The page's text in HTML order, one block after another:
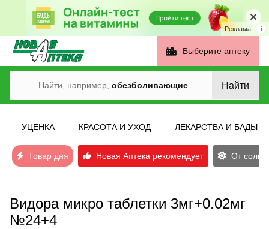
Реклама i
Выберите аптеку
Найти, например, обезболивающие Найти
УЦЕНКА КРАСОТА И УХОД ЛЕКАРСТВА И БАДЫ
Товар дня Новая Аптека рекомендует От
Видора микро таблетки 3мг+0.02мг
№24+4